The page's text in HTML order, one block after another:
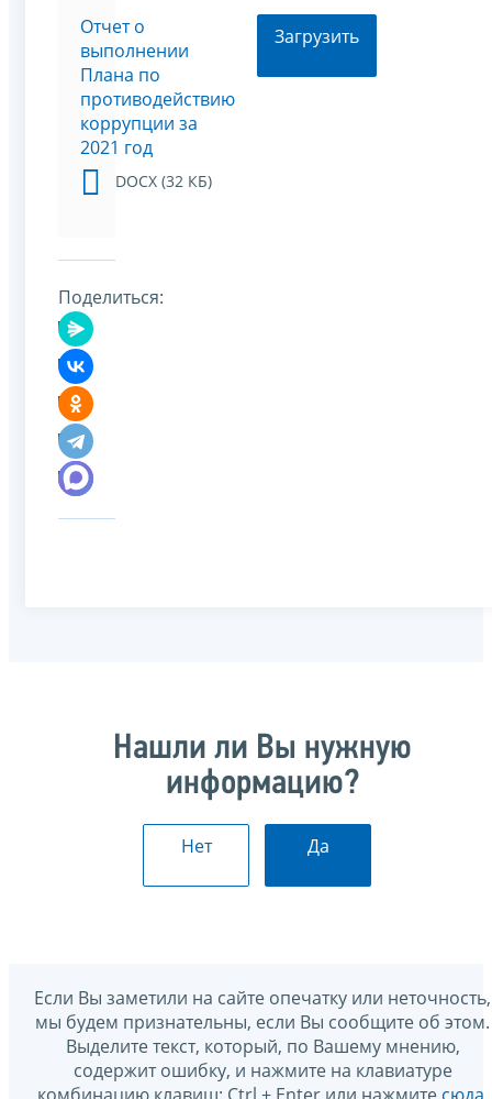
Отчет о
выполнении
Плана по
противодействию
коррупции за
2021 год
DOCX (32 КБ)
Загрузить
Поделиться:
Нашли ли Вы нужную
информацию?
Нет Да
Если Вы заметили на сайте опечатку или неточность,
мы будем признательны, если Вы сообщите об этом.
Выделите текст, который, по Вашему мнению,
содержит ошибку, и нажмите на клавиатуре
комбинацию клавиш: Ctrl + Enter или нажмите сюда